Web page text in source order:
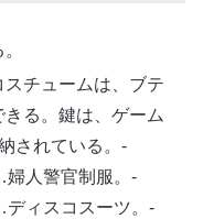
チュームは、ブテ
る。鍵は、ゲーム
されている。-
人警官制服。-
ィスコスーツ。-